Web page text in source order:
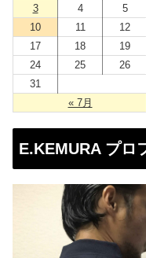
« 7月
3
4 5
10
11 12
17
18 19
24
25 26
31
E.KEMURA プロ